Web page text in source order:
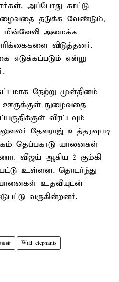
அப்போது காட்டு
தடுக்க வேண்டும்,
அமைக்க
விடுத்தனர்.
எடுக்கப்படும் என்று
நேற்று முன்தினம்
நுழைவதை
விரட்டவும்
தேவராஜ் உத்தரவுபடி
தெப்பகாடு யானைகள்
விஜய் ஆகிய 2 கும்கி
உள்ளன. தொடர்ந்து
உதவியுடன்
வருகின்றனர்.
Wild elephants